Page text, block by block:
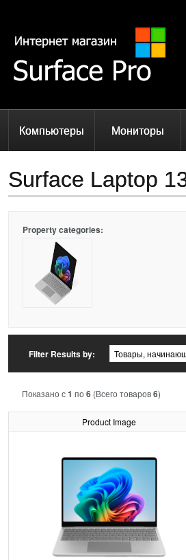
Компьютеры Мониторы
Surface Laptop
Property categories:
Filter Results by:
Показано с1 по6 (Всего товаров6)
Product Image